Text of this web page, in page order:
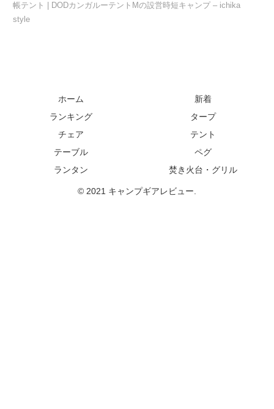
帳テント | DODカンガルーテントMの設営時短キャンプ – ichika
style
ホーム
新着
ランキング
タープ
チェア
テント
テーブル
ペグ
ランタン
焚き火台・グリル
© 2021 キャンプギアレビュー.